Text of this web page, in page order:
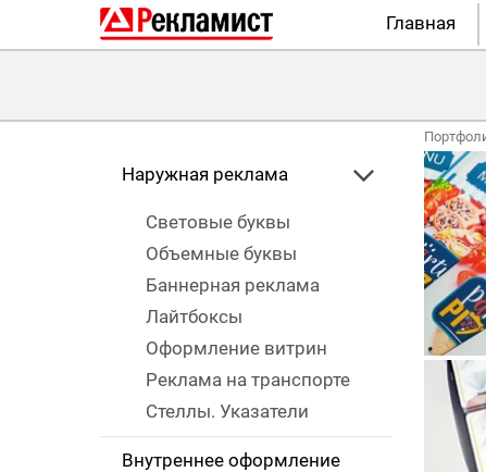
Главная
Наружная реклама
Световые буквы
Объемные буквы
Баннерная реклама
Лайтбоксы
Оформление витрин
Реклама на транспорте
Стеллы. Указатели
Внутреннее оформление